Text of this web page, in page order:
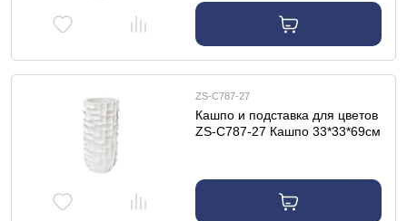
ZS-C787-27
Кашпо и подставка для цветов
ZS-C787-27 Кашпо 33*33*69см